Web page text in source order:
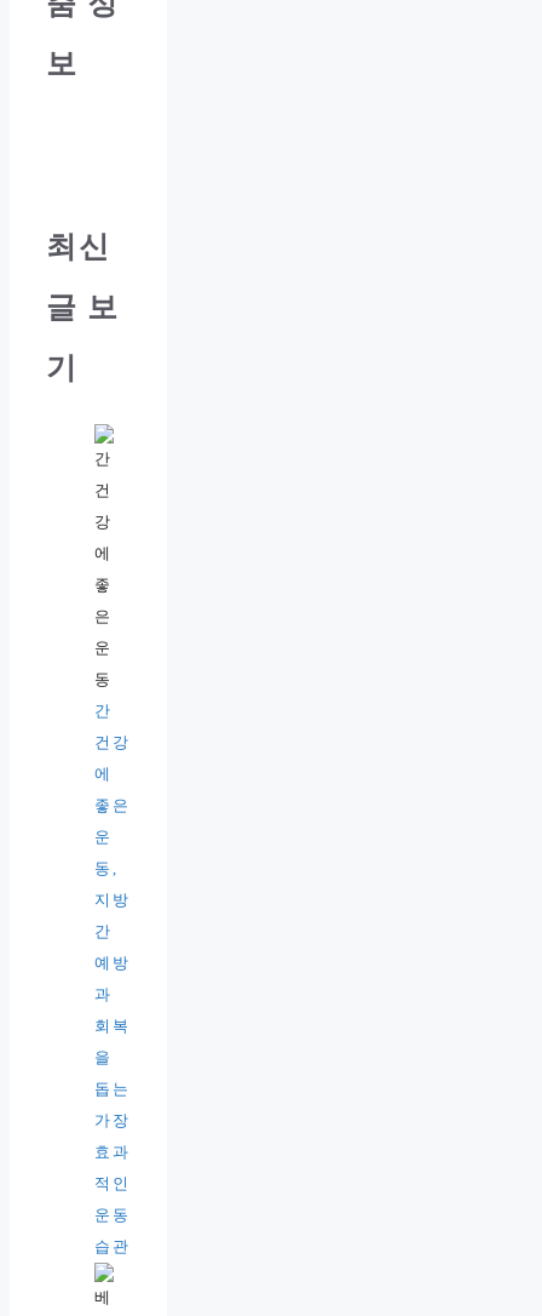
보
최신
글 보
기
간
건강
에
좋은
운
동,
지방
간
예방
과
회복
을
돕는
가장
효과
적인
운동
습관